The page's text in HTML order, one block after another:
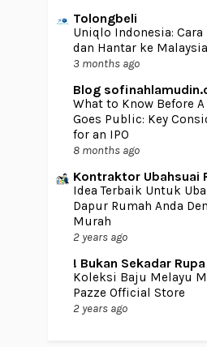
Tolongbeli
Uniqlo Indonesia:
dan Hantar ke Malaysia
3 months ago
Blog
What to Know Before
Goes Public: Key
for an IPO
8 months ago
Kontraktor Ubahsuai
Idea Terbaik Untuk
Dapur Rumah Anda
Murah
2 years ago
! Bukan Sekadar Rupa
Koleksi Baju Melayu
Pazze Official Store
2 years ago